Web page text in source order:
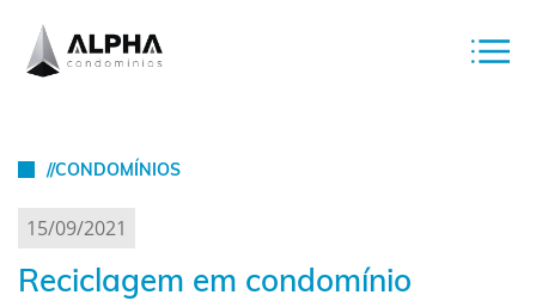
//CONDOMÍNIOS
15/09/2021
Reciclagem em condomínio